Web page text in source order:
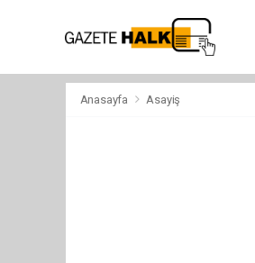
Anasayfa Asayiş